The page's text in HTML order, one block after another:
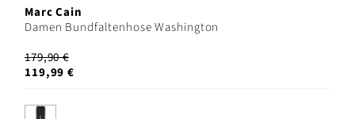
Marc Cain
Damen Bundfaltenhose Washington
179,90 €
119,99 €